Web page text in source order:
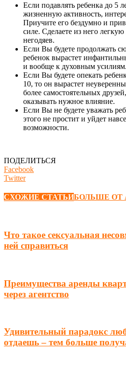
Если подавлять ребенка до 5
жизненную активность,
Приучите его бездумно и
силе. Сделаете из него
негодяев.
Если Вы будете продолжать
ребенок вырастет
и вообще к духовным усилиям.
Если Вы будете опекать
10, то он вырастет
более самостоятельных
оказывать нужное влияние.
Если Вы не будете уважать
этого не простит и уйдет
возможности.
ПОДЕЛИТЬСЯ
Facebook
Twitter
СХОЖИЕ СТАТЬИБОЛЬШЕ ОТ
Что такое сексуальная
ней справиться
Преимущества аренды
через агентство
Удивительный парадокс
отдаешь – тем больше